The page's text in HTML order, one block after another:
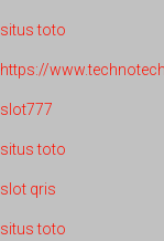
situs toto
https://
slot777
situs toto
slot qris
situs toto